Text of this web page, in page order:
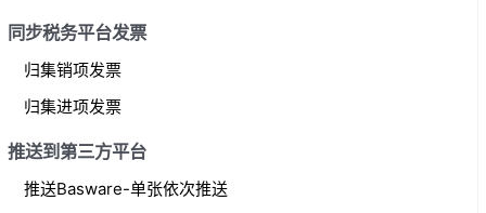
同步税务平台发票
归集销项发票
归集进项发票
推送到第三方平台
推送Basware-单张依次推送